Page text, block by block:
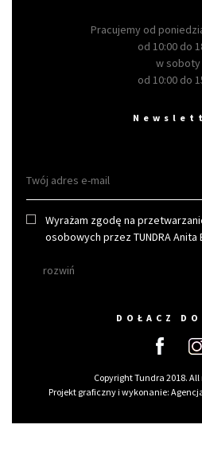
Pracujemy od
od 10:00 do
w soboty
od 10:00 do
Wyrażam zgodę na
osobowych przez TUNDRA Anita
rozwiń
DOŁACZ
Copyright Tundra 2018.
Projekt graficzny i wykonanie: